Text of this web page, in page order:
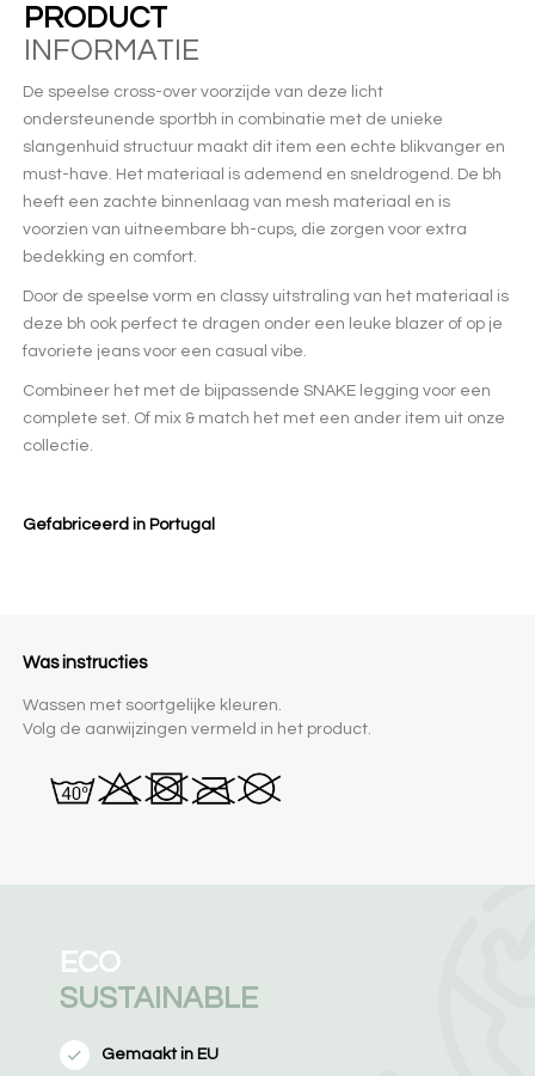
PRODUCT
INFORMATIE
De speelse cross-over voorzijde van deze licht
ondersteunende sportbh in combinatie met de unieke
slangenhuid structuur maakt dit item een echte blikvanger en
must-have. Het materiaal is ademend en sneldrogend. De bh
heeft een zachte binnenlaag van mesh materiaal en is
voorzien van uitneembare bh-cups, die zorgen voor extra
bedekking en comfort.
Door de speelse vorm en classy uitstraling van het materiaal is
deze bh ook perfect te dragen onder een leuke blazer of op je
favoriete jeans voor een casual vibe.
Combineer het met de bijpassende SNAKE legging voor een
complete set. Of mix & match het met een ander item uit onze
collectie.
Gefabriceerd in Portugal
Was instructies
Wassen met soortgelijke kleuren.
Volg de aanwijzingen vermeld in het product.
ECO
SUSTAINABLE
Gemaakt in EU